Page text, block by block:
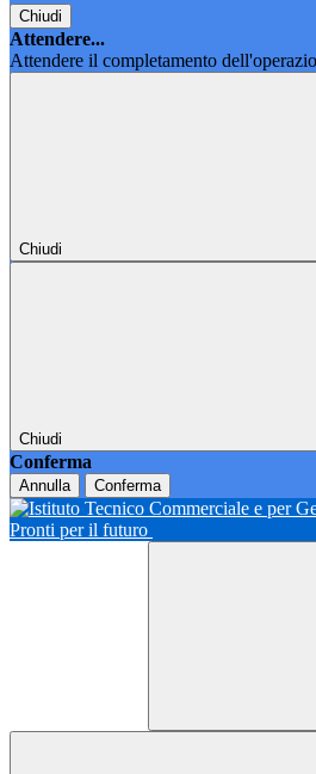
Chiudi
Attendere...
Attendere il completamento
Chiudi
Chiudi
Conferma
Annulla Conferma
Pronti per il futuro